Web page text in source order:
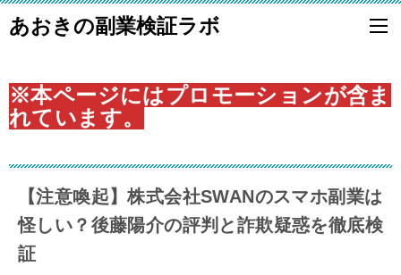
あおきの副業検証ラボ
※本ページにはプロモーションが含ま
れています。
【注意喚起】株式会社SWANのスマホ副業は
怪しい？後藤陽介の評判と詐欺疑惑を徹底検
証